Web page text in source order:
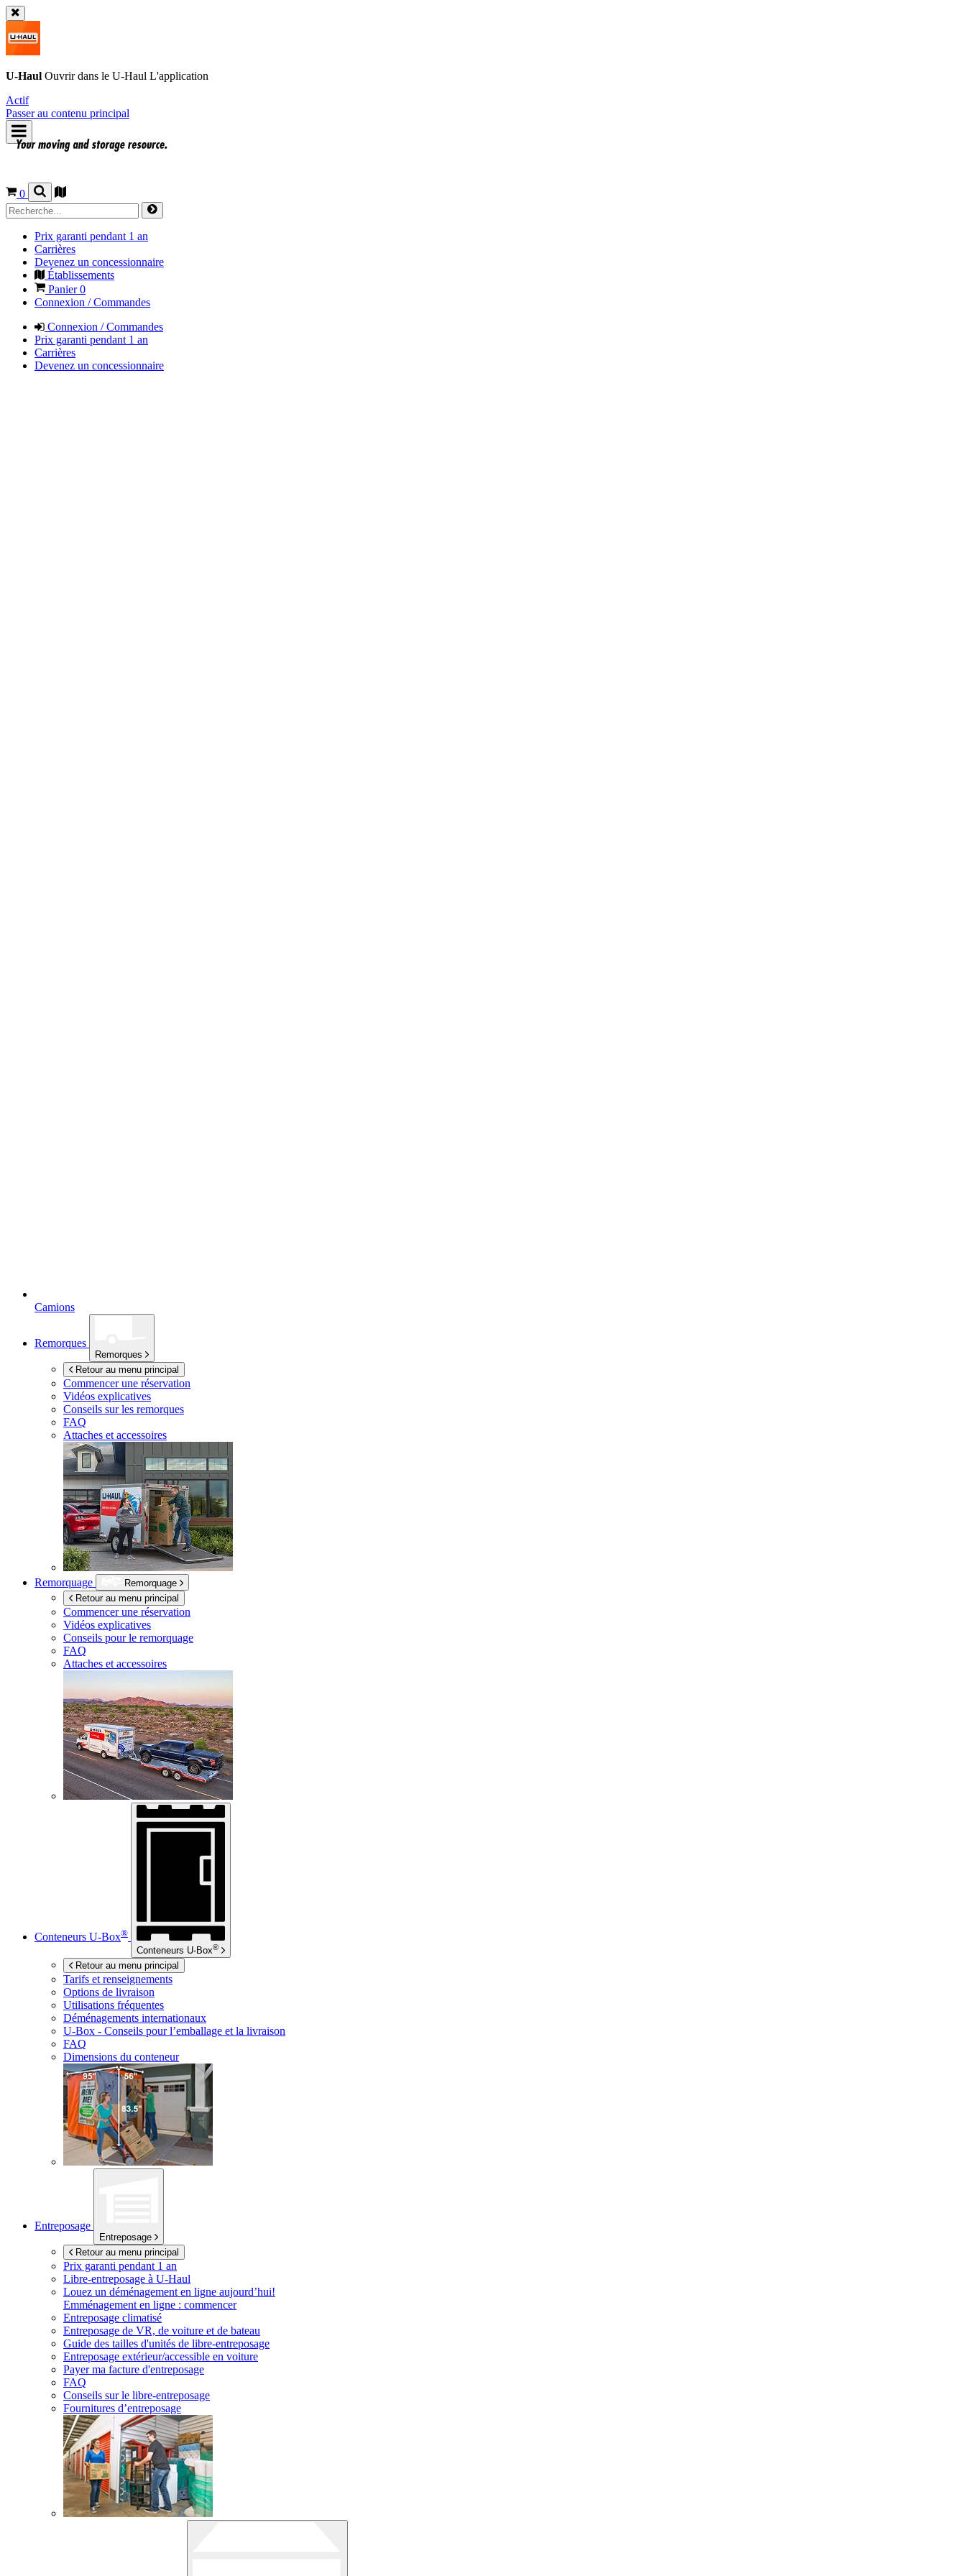
U-Haul Ouvrir dans le U-Haul L'application
Actif
Passer au contenu principal
0
Prix garanti pendant 1 an
Carrières
Devenez un concessionnaire
Établissements
Panier0
Connexion / Commandes
Connexion / Commandes
Prix garanti pendant 1 an
Carrières
Devenez un concessionnaire
Camions
Remorques
Remorques
Retour au menu principal
Commencer une réservation
Vidéos explicatives
Conseils sur les remorques
FAQ
Attaches et accessoires
Remorquage
Remorquage
Retour au menu principal
Commencer une réservation
Vidéos explicatives
Conseils pour le remorquage
FAQ
Attaches et accessoires
Conteneurs U-Box®
Conteneurs U-Box®
Retour au menu principal
Tarifs et renseignements
Options de livraison
Utilisations fréquentes
Déménagements internationaux
U-Box - Conseils pour l’emballage et la livraison
FAQ
Dimensions du conteneur
Entreposage
Entreposage
Retour au menu principal
Prix garanti pendant 1 an
Libre-entreposage à U-Haul
Louez un déménagement en ligne aujourd’hui!
Emménagement en ligne : commencer
Entreposage climatisé
Entreposage de VR, de voiture et de bateau
Guide des tailles d'unités de libre-entreposage
Entreposage extérieur/accessible en voiture
Payer ma facture d'entreposage
FAQ
Conseils sur le libre-entreposage
Fournitures d’entreposage